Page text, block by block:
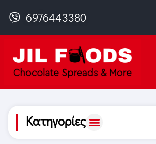
6976443380
Κατηγορίες